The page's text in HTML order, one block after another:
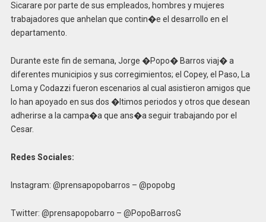
Sicarare por parte de sus empleados, hombres y mujeres
trabajadores que anhelan que contin�e el desarrollo en el
departamento.
Durante este fin de semana, Jorge �Popo� Barros viaj� a
diferentes municipios y sus corregimientos; el Copey, el Paso, La
Loma y Codazzi fueron escenarios al cual asistieron amigos que
lo han apoyado en sus dos �ltimos periodos y otros que desean
adherirse a la campa�a que ans�a seguir trabajando por el
Cesar.
Redes Sociales:
Instagram: @prensapopobarros – @popobg
Twitter: @prensapopobarro – @PopoBarrosG